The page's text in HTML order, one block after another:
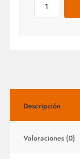
Descripción
Valoraciones (0)